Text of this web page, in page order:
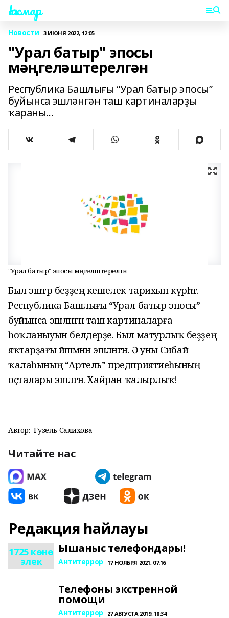
Һаҡмар
Новости 3 ИЮНЯ 2022, 12:05
"Урал батыр" эпосы
мәңгеләштерелгән
Республика Башлығы “Урал батыр эпосы”
буйынса эшләнгән таш картиналарҙы
ҡараны...
"Урал батыр" эпосы мәңгеләштерелгән
Был эштәр беҙҙең кешелек тарихын күрһәтә.
Республика Башлығы “Урал батыр эпосы”
буйынса эшләнгән таш картиналарға
һоҡланыуын белдерҙе. Был матурлыҡ беҙҙең
яҡтарҙағы йәшмәнән эшләнгән. Ә уны Сибай
ҡалаһының “Артель” предприятиеһының
оҫталары эшләгән. Хайран ҡалырлыҡ!
Автор: Гузель Салихова
Читайте нас
Редакция һайлауы
1725 көнө
элек
Ышаныс телефондары!
Антитеррор 17 НОЯБРЯ 2021, 07:16
Телефоны экстренной
помощи
Антитеррор 27 АВГУСТА 2019, 18:34